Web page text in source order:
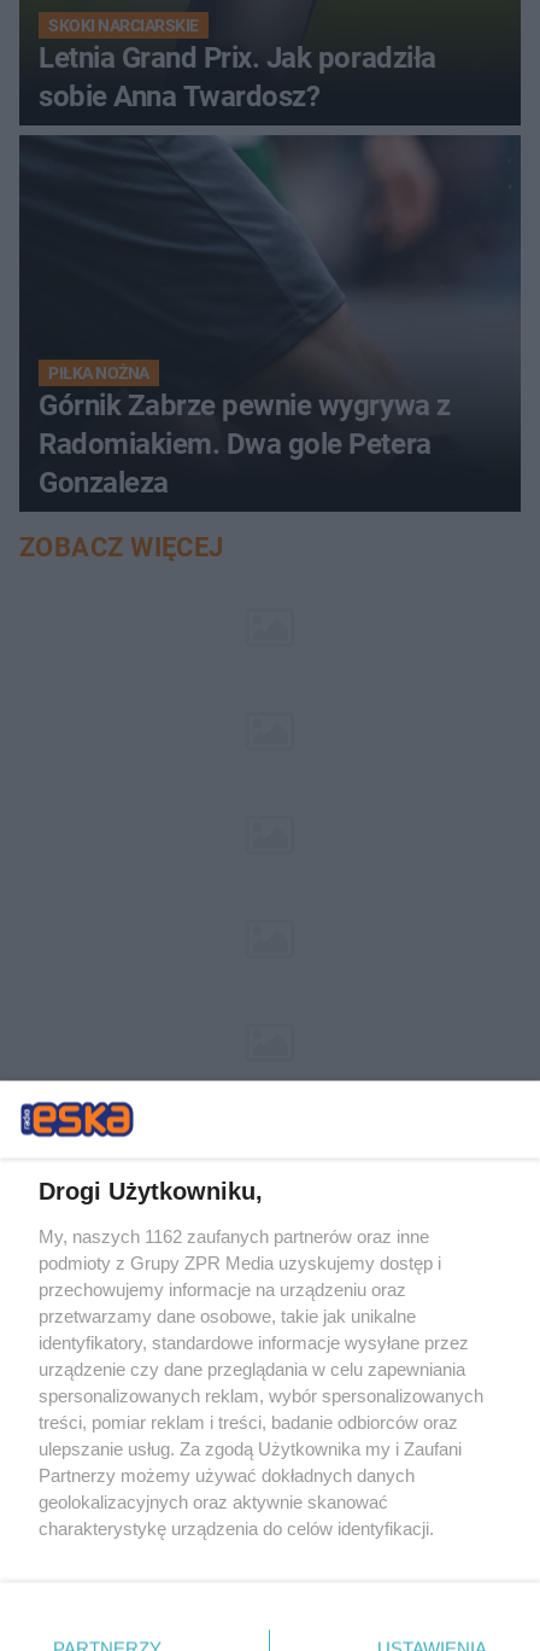
SKOKI NARCIARSKIE
Letnia Grand Prix. Jak poradziła
sobie Anna Twardosz?
PIŁKA NOŻNA
Górnik Zabrze pewnie wygrywa z
Radomiakiem. Dwa gole Petera
Gonzaleza
ZOBACZ WIĘCEJ
Żaden utwór zamieszczony w serwisie nie może być powielany i
rozpowszechniany lub dalej rozpowszechniany w jakikolwiek sposób (w
tym także elektroniczny lub mechaniczny) na jakimkolwiek polu
eksploatacji w jakiejkolwiek formie, włącznie z umieszczaniem w
Internecie bez pisemnej zgody właściciela praw. Jakiekolwiek użycie lub
wykorzystanie utworów w całości lub w części z naruszeniem prawa,
tzn. bez właściwej zgody, jest zabronione pod groźbą kary i może być
ścigane prawnie.
Drogi Użytkowniku,
My, naszych 1162 zaufanych partnerów oraz inne
podmioty z Grupy ZPR Media uzyskujemy dostęp i
przechowujemy informacje na urządzeniu oraz
przetwarzamy dane osobowe, takie jak unikalne
identyfikatory, standardowe informacje wysyłane przez
urządzenie czy dane przeglądania w celu zapewniania
spersonalizowanych reklam, wybór spersonalizowanych
treści, pomiar reklam i treści, badanie odbiorców oraz
ulepszanie usług. Za zgodą Użytkownika my i Zaufani
Partnerzy możemy używać dokładnych danych
geolokalizacyjnych oraz aktywnie skanować
charakterystykę urządzenia do celów identyfikacji.
zmienić/wycofać klikając przycisk ustawień prywatności